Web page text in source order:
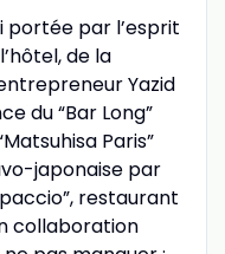
portée par l’esprit
de la
Yazid
du “Bar Long”
Paris”
japonaise par
restaurant
collaboration